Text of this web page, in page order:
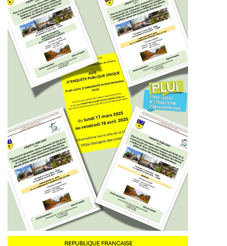
CANTINE SCOLAIRE
ÉTABLISSEMENT SCOLAIRE
ÉCONOMIE & FINANCES